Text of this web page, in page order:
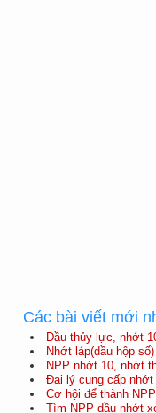
Các bài viết mới
Dầu thủy lực, nhớt
Nhớt láp(dầu hộp
NPP nhớt 10, nhớt
Đại lý cung cấp nhớt
Cơ hội để thành
Tìm NPP dầu nhớt